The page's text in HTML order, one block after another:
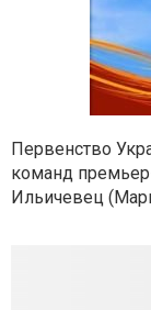
Первенство
команд
Ильичевец